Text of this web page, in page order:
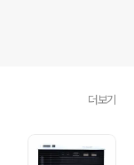
더보기